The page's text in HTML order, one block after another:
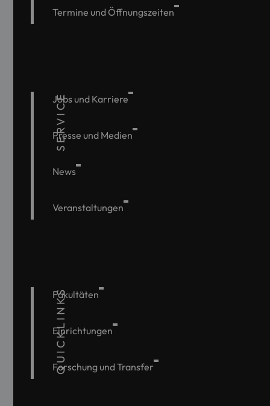
Termine und Öffnungszeiten
SERVICE
Jobs und Karriere
Presse und Medien
News
Veranstaltungen
QUICKLINKS
Fakultäten
Einrichtungen
Forschung und Transfer